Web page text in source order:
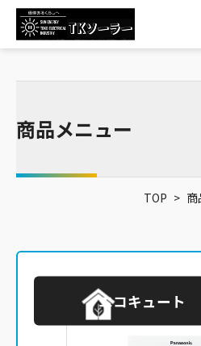
商品メニュー
TOP >
エコキュート